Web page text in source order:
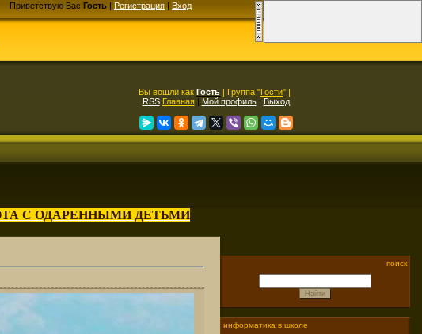
Приветствую Вас Гость | Регистрация | Вход
Вы вошли как Гость | Группа "Гости" |
RSS Главная| Мой профиль| Выход
С ОДАРЕННЫМИ ДЕТЬМИ
поиск
информатика в школе